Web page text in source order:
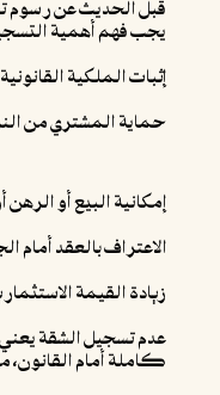
يجب فهم أهمية
إثبات الملكية
حماية المشتري من
إمكانية البيع أو
الاعتراف بالعقد أمام
زيادة القيمة
عدم تسجيل الشقة
كاملة أمام القانون،